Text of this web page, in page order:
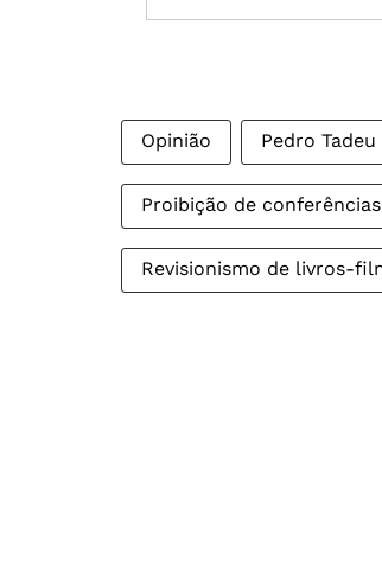
Opinião Pedro Tadeu
Proibição de conferências
Revisionismo de livros-